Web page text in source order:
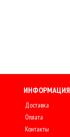
ИНФОРМАЦИЯ
Доставка
Оплата
Контакты